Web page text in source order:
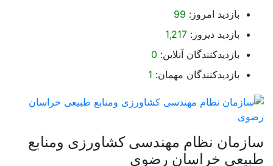
بازدید امروز:
بازدید دیروز:
بازدیدکنندگان آنلاین:
بازدیدکنندگان مهمان:
سازمان نظام مهندسی کشاورزی ومنابع
طبیعی خراسان رضوی